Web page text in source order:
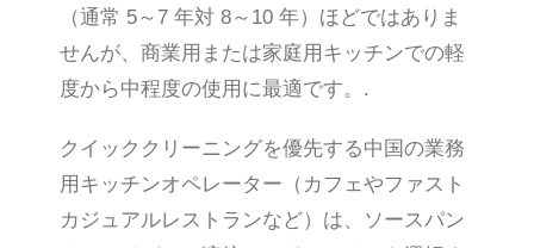
（通常 5～7 年対 8～10 年）ほどではありま
せんが、商業用または家庭用キッチンでの軽
度から中程度の使用に最適です。.
クイッククリーニングを優先する中国の業務
用キッチンオペレーター（カフェやファスト
カジュアルレストランなど）は、ソースパン